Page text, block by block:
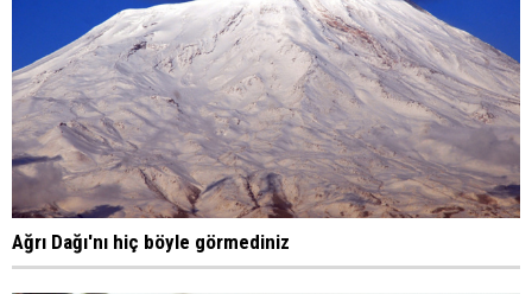
Ağrı Dağı'nı hiç böyle görmediniz